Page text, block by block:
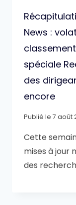
News :
spéciale
des
encore
Publié le 7 août
Cette
mises à jour
des